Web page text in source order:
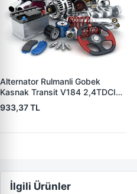
Alternator Rulmanli Gobek
Kasnak Transit V184 2,4TDCI
00>06 | ZEN 5403 | OEM
F00M991078 YC1T10A352AC
933,37 TL
İlgili Ürünler